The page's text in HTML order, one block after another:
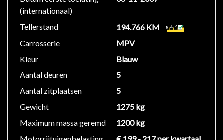
Er kunnen echter geen rechten worden ontleend aan
de verstrekte informatie in de advertentie. Vertrouw
zelf de zaken welke voor jou belangrijk zijn en je
beslissing zouden kunnen beïnvloeden. Neem contact
op met de verkoper voor aanvullende vragen.
(internationaal)
Tellerstand
194.766 KM
Carrosserie
MPV
Kleur
Blauw
Aantal deuren
5
Aantal zitplaatsen
5
Gewicht
1275 kg
Maximum massa geremd
1200 kg